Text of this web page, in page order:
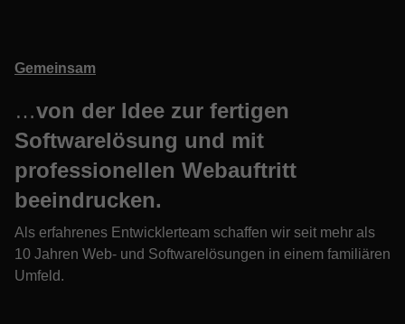
Gemeinsam
…von der Idee zur fertigen
Softwarelösung und mit
professionellen Webauftritt
beeindrucken.
Als erfahrenes Entwicklerteam schaffen wir seit mehr als
10 Jahren Web- und Softwarelösungen in einem familiären
Umfeld.